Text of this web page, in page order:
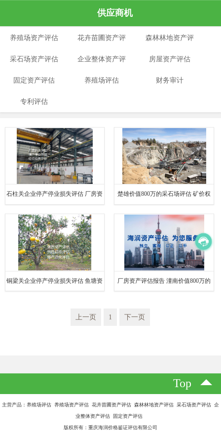
供应商机
养殖场资产评估 花卉苗圃资产评
估
森林林地资产评
估
采石场资产评估 企业整体资产评
估
房屋资产评估
固定资产评估 养殖场评估 财务审计
专利评估
石柱关企业停产停业损失评估 厂房资 楚雄价值800万的采石场评估 矿价权
铜梁关企业停产停业损失评估 鱼塘资 厂房资产评估报告 潼南价值800万的
资产评估有限公司
上一页 1 下一页
Top
主营产品：养殖场评估 养殖场资产评估 花卉苗圃资产评估 森林林地资产评估 采石场资产评估 企
业整体资产评估 固定资产评估
版权所有：重庆海润价格鉴证评估有限公司